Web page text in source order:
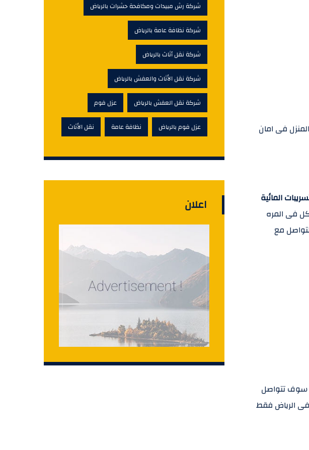
فى امان
المائية
فى المره
مع
سوف تتواصل
الرياض فقط
شركة رش مبيدات ومكافحة حشرات بالرياض
شركة نظافة عامة بالرياض
شركة نقل أثاث بالرياض
شركة نقل الأثاث والعفش بالرياض
شركة نقل العفش بالرياض عزل فوم
عزل فوم بالرياض نظافة عامة نقل الأثاث
اعلان